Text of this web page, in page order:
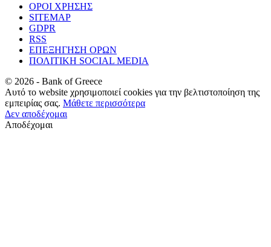
ΟΡΟΙ ΧΡΗΣΗΣ
SITEMAP
GDPR
RSS
ΕΠΕΞΗΓΗΣΗ ΟΡΩΝ
ΠΟΛΙΤΙΚΗ SOCIAL MEDIA
© 2026 - Bank of Greece
Αυτό το website χρησιμοποιεί cookies για την βελτιστοποίηση της
εμπειρίας σας. Μάθετε περισσότερα
Δεν αποδέχομαι
Αποδέχομαι